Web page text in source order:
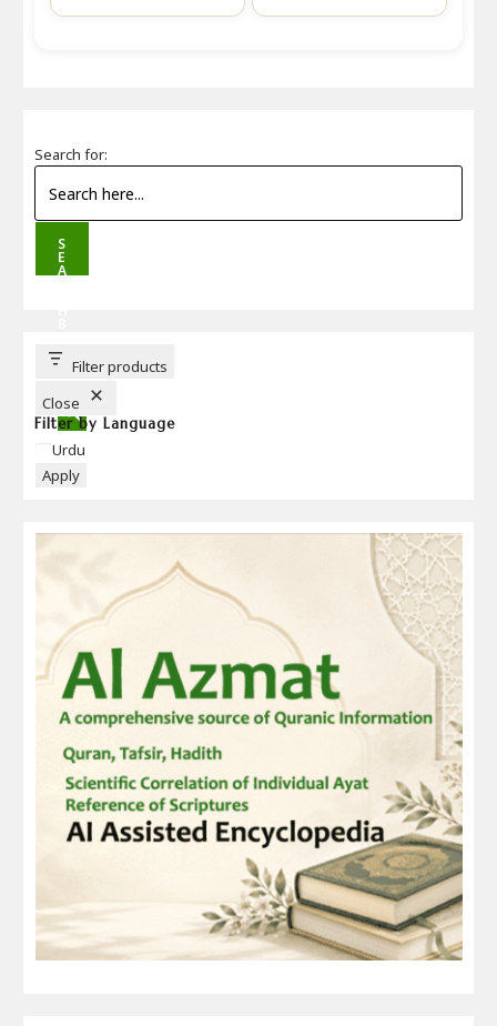
Search for:
S
E
A
T
T
Filter products
Close
Filter by Language
Language
Urdu
Apply